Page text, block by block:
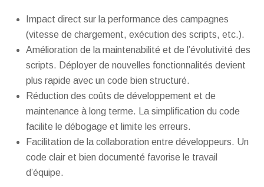
Impact direct sur la performance des campagnes
(vitesse de chargement, exécution des scripts, etc.).
Amélioration de la maintenabilité et de l’évolutivité des
scripts. Déployer de nouvelles fonctionnalités devient
plus rapide avec un code bien structuré.
Réduction des coûts de développement et de
maintenance à long terme. La simplification du code
facilite le débogage et limite les erreurs.
Facilitation de la collaboration entre développeurs. Un
code clair et bien documenté favorise le travail
d’équipe.